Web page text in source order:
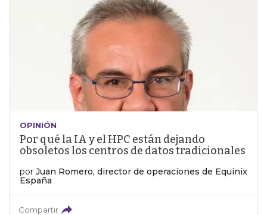
OPINIÓN
Por qué la IA y el HPC están dejando
obsoletos los centros de datos tradicionales
por Juan Romero, director de operaciones de Equinix
España
Compartir